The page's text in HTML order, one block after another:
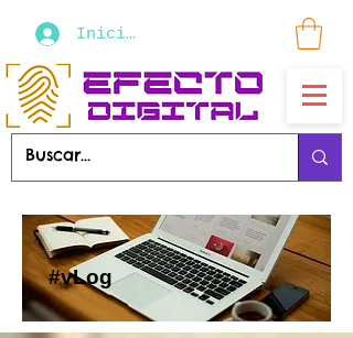
Iniciar sesión
#vLog